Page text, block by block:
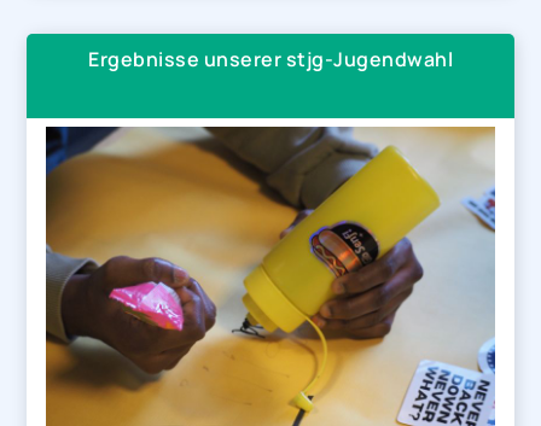
Ergebnisse unserer stjg-Jugendwahl